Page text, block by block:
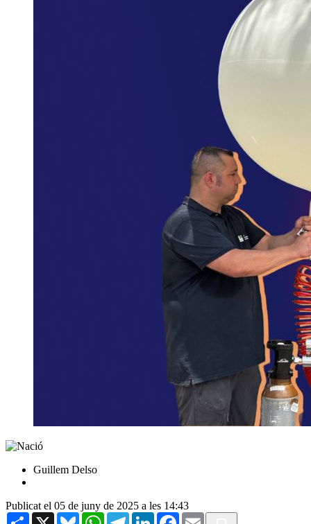
Guillem Delso
Publicat el 05 de juny de 2025 a les 14:43
Share X BlueskyWhatsAppTelegramLinkedInFacebook
Email